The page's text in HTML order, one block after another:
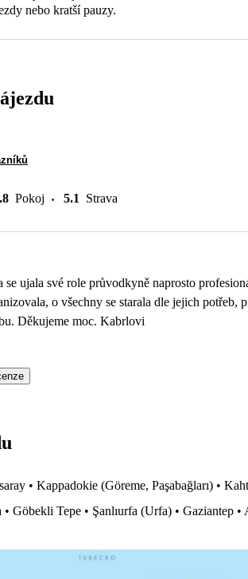
nebo kratší pauzy.
Pokoj 5.1 Strava
ujala své role průvodkyně naprosto
o všechny se starala dle jejich potřeb,
Děkujeme moc. Kabrlovi
• Kappadokie (Göreme, Paşabağları) •
Göbekli Tepe • Şanlıurfa (Urfa) • Gaziantep